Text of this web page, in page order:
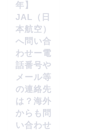
年】
JAL（日
本航空）
へ問い合
わせー電
話番号や
メール等
の連絡先
は？海外
からも問
い合わせ